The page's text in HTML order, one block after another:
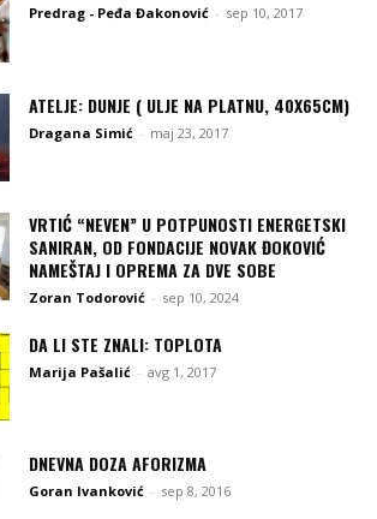
Predrag - Peđa Đakonović - sep 10, 2017
ATELJE: DUNJE ( ULJE NA PLATNU, 40X65CM)
Dragana Simić - maj 23, 2017
VRTIĆ “NEVEN” U POTPUNOSTI ENERGETSKI
SANIRAN, OD FONDACIJE NOVAK ĐOKOVIĆ
NAMEŠTAJ I OPREMA ZA DVE SOBE
Zoran Todorović - sep 10, 2024
DA LI STE ZNALI: TOPLOTA
Marija Pašalić - avg 1, 2017
DNEVNA DOZA AFORIZMA
Goran Ivanković - sep 8, 2016